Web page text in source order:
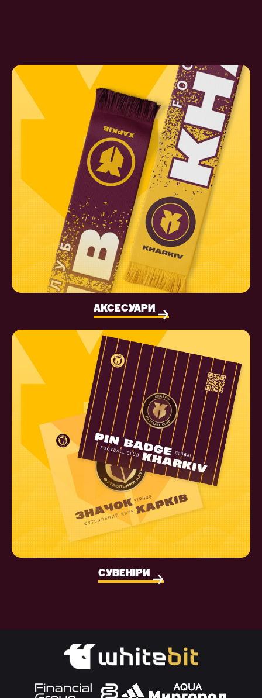
АКСЕСУАРИ
СУВЕНІРИ